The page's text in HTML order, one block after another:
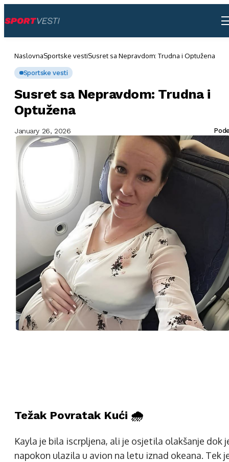
NaslovnaSportske vestiSusret sa Nepravdom: Trudna i Optužena
Sportske vesti
Susret sa Nepravdom: Trudna i
Optužena
January 26, 2026
Težak Povratak Kući 🌧️
Kayla je bila iscrpljena, ali je osjetila olakšanje dok
napokon ulazila u avion na letu iznad okeana. Tek